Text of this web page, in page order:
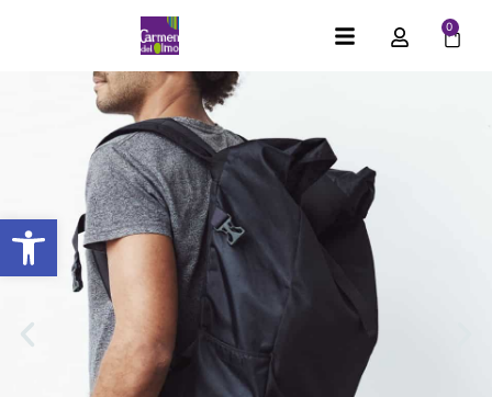
Abrir barra de herramientas
0